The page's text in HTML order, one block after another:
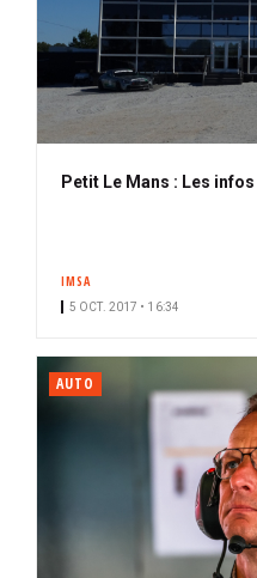
Petit Le Mans : Les
IMSA
5 OCT. 2017 • 16:34
AUTO